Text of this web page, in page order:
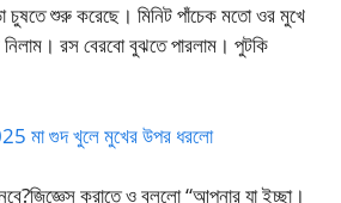
চুষতে শুরু করেছে। মিনিট পাঁচেক মতো ওর মুখে
নিলাম। রস বেরবো বুঝতে পারলাম। পুটকি
গুদ খুলে মুখের উপর ধরলো
করাতে ও বললো “আপনার যা ইচ্ছা।